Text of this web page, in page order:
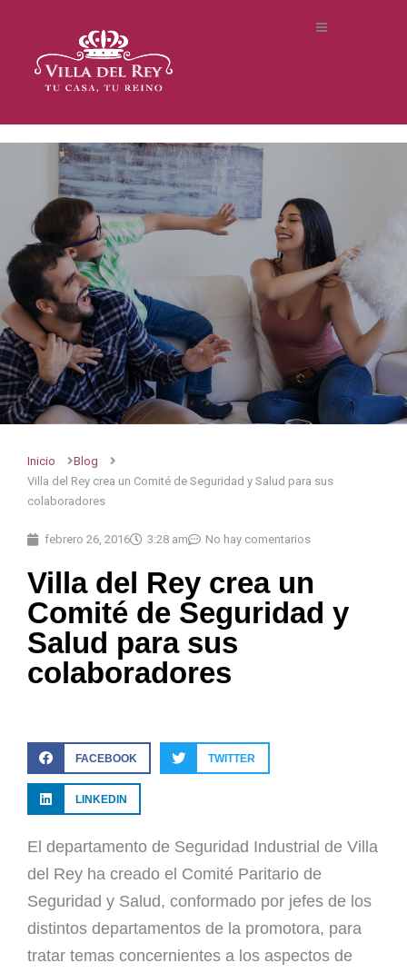
Inicio
Blog
Villa del Rey crea un Comité de Seguridad y Salud para sus
colaboradores
febrero 26, 2016 3:28 am No hay comentarios
Villa del Rey crea un
Comité de Seguridad y
Salud para sus
colaboradores
FACEBOOK TWITTER
LINKEDIN
El departamento de Seguridad Industrial de Villa
del Rey ha creado el Comité Paritario de
Seguridad y Salud, conformado por jefes de los
distintos departamentos de la promotora, para
tratar temas concernientes a los aspectos de